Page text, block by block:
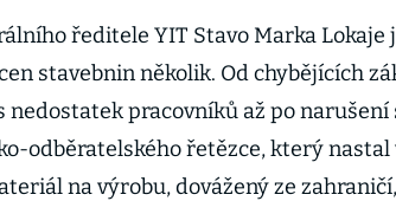
ředitele YIT Stavo Marka
stavebnin několik. Od chybějících
nedostatek pracovníků až po
odběratelského řetězce, který
na výrobu, dovážený ze